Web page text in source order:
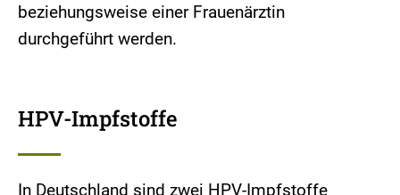
beziehungsweise einer Frauenärztin
durchgeführt werden.
HPV-Impfstoffe
In Deutschland sind zwei HPV-Impfstoffe